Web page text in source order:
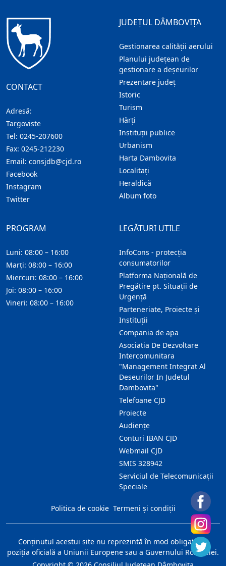
CONTACT
Adresă:
Targoviste
Tel: 0245-207600
Fax: 0245-212230
Email: consjdb@cjd.ro
Facebook
Instagram
Twitter
JUDEȚUL DÂMBOVIȚA
Gestionarea calității aerului
Planului județean de
gestionare a deșeurilor
Prezentare judeţ
Istoric
Turism
Hărţi
Instituţii publice
Urbanism
Harta Dambovita
Localitaţi
Heraldică
Album foto
LEGĂTURI UTILE
InfoCons - protecția
consumatorilor
Platforma Națională de
Pregătire pt. Situații de
Urgență
Parteneriate, Proiecte și
Instituții
Compania de apa
Asociatia De Dezvoltare
Intercomunitara
"Management Integrat Al
Deseurilor In Judetul
Dambovita"
Telefoane CJD
Proiecte
Audienţe
Conturi IBAN CJD
Webmail CJD
SMIS 328942
Serviciul de Telecomunicații
Speciale
PROGRAM
Luni: 08:00 – 16:00
Marți: 08:00 – 16:00
Miercuri: 08:00 – 16:00
Joi: 08:00 – 16:00
Vineri: 08:00 – 16:00
Politica de cookie Termeni și condiții
Conţinutul acestui site nu reprezintă în mod obligatoriu
poziţia oficială a Uniunii Europene sau a Guvernului României.